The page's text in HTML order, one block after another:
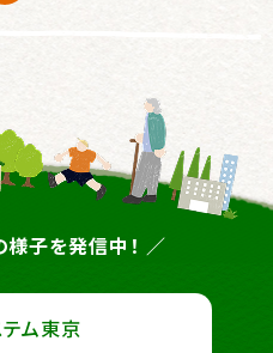
子を発信中！ ／
ム東京